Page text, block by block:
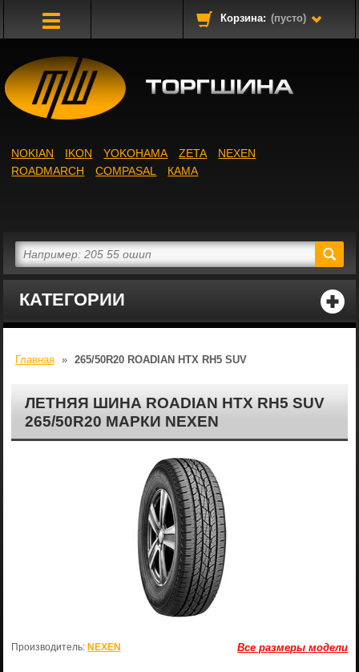
Корзина: (пусто)
КАТЕГОРИИ
NOKIAN IKON YOKOHAMA ZETA
NEXEN
ROADMARCH
COMPASAL КАМА
Главная » 265/50R20 ROADIAN HTX RH5 SUV
ЛЕТНЯЯ ШИНА ROADIAN HTX RH5 SUV
265/50R20 МАРКИ NEXEN
Все размеры модели
Производитель: NEXEN